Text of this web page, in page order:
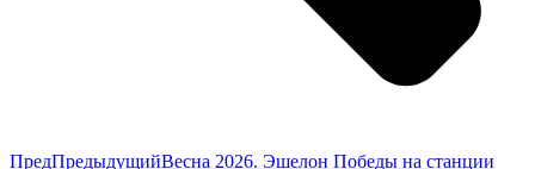
ПредПредыдущийВесна 2026. Эшелон Победы на станции